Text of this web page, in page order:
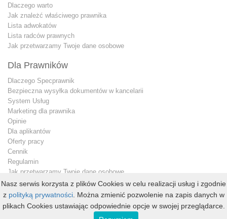
Dlaczego warto
Jak znależć właściwego prawnika
Lista adwokatów
Lista radców prawnych
Jak przetwarzamy Twoje dane osobowe
Dla Prawników
Dlaczego Specprawnik
Bezpieczna wysyłka dokumentów w kancelarii
System Usług
Marketing dla prawnika
Opinie
Dla aplikantów
Oferty pracy
Cennik
Regulamin
Jak przetwarzamy Twoje dane osobowe
Konto premium
Kontakt dla prawnika
Nasz serwis korzysta z plików Cookies w celu realizacji usług i zgodnie
z polityką prywatności. Można zmienić pozwolenie na zapis danych w
plikach Cookies ustawiając odpowiednie opcje w swojej przeglądarce.